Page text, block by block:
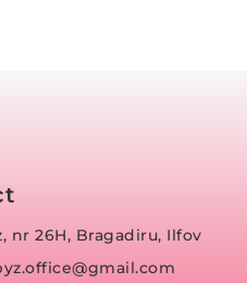
nr 26H, Bragadiru, Ilfov